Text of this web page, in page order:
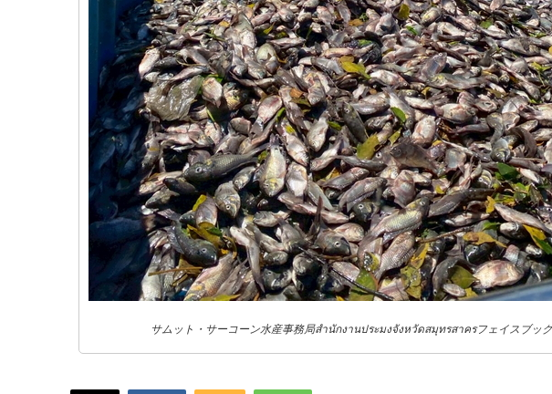
サムット・サーコーン水産事務局สำนักงานประมงจังหวัดสมุทรสาครフェイスブッ